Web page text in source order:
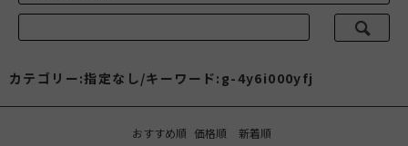
カテゴリー:指定なし/キーワード:g-4y6i000yfj
おすすめ順 価格順 新着順